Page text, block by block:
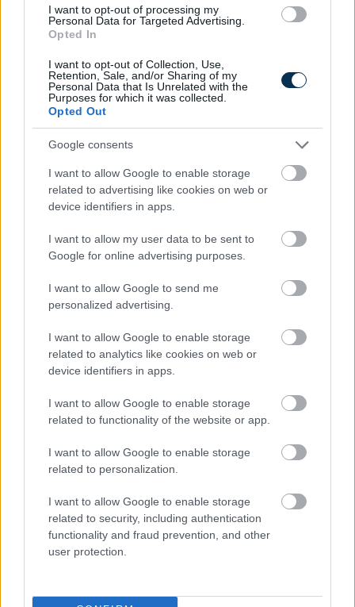
I want to opt-out of processing my
Personal Data for Targeted Advertising.
Opted In
I want to opt-out of Collection, Use,
Retention, Sale, and/or Sharing of my
Personal Data that Is Unrelated with the
Purposes for which it was collected.
Opted Out
Google consents
I want to allow Google to enable storage
related to advertising like cookies on web or
device identifiers in apps.
I want to allow my user data to be sent to
Google for online advertising purposes.
I want to allow Google to send me
personalized advertising.
I want to allow Google to enable storage
related to analytics like cookies on web or
device identifiers in apps.
I want to allow Google to enable storage
related to functionality of the website or app.
I want to allow Google to enable storage
related to personalization.
I want to allow Google to enable storage
related to security, including authentication
functionality and fraud prevention, and other
user protection.
Mennyibe kerül az albérlet? Albérlet árak Budapesten,
Szegeden, Debrecenben és Nyíregyházán
2026.08.06. 10:52
Arany árfolyam és ezüst árfolyam elemzés